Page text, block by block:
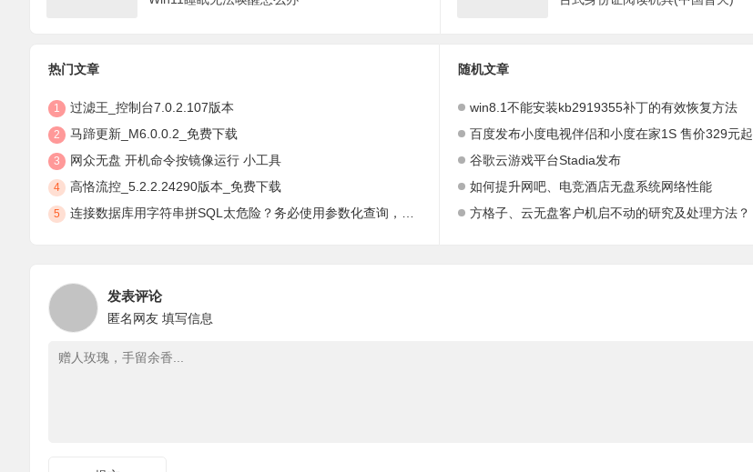
热门文章
1 过滤王_控制台7.0.2.107版本
2 马蹄更新_M6.0.0.2_免费下载
3 网众无盘 开机命令按镜像运行 小工具
4 高恪流控_5.2.2.24290版本_免费下载
5 连接数据库用字符串拼SQL太危险？务必使用参数化查询，安全防注入
随机文章
win8.1不能安装kb2919355补丁的有效恢复方法
百度发布小度电视伴侣和小度在家1S 售价329元起
谷歌云游戏平台Stadia发布
如何提升网吧、电竞酒店无盘系统网络性能
方格子、云无盘客户机启不动的研究及处理方法？
发表评论
匿名网友 填写信息